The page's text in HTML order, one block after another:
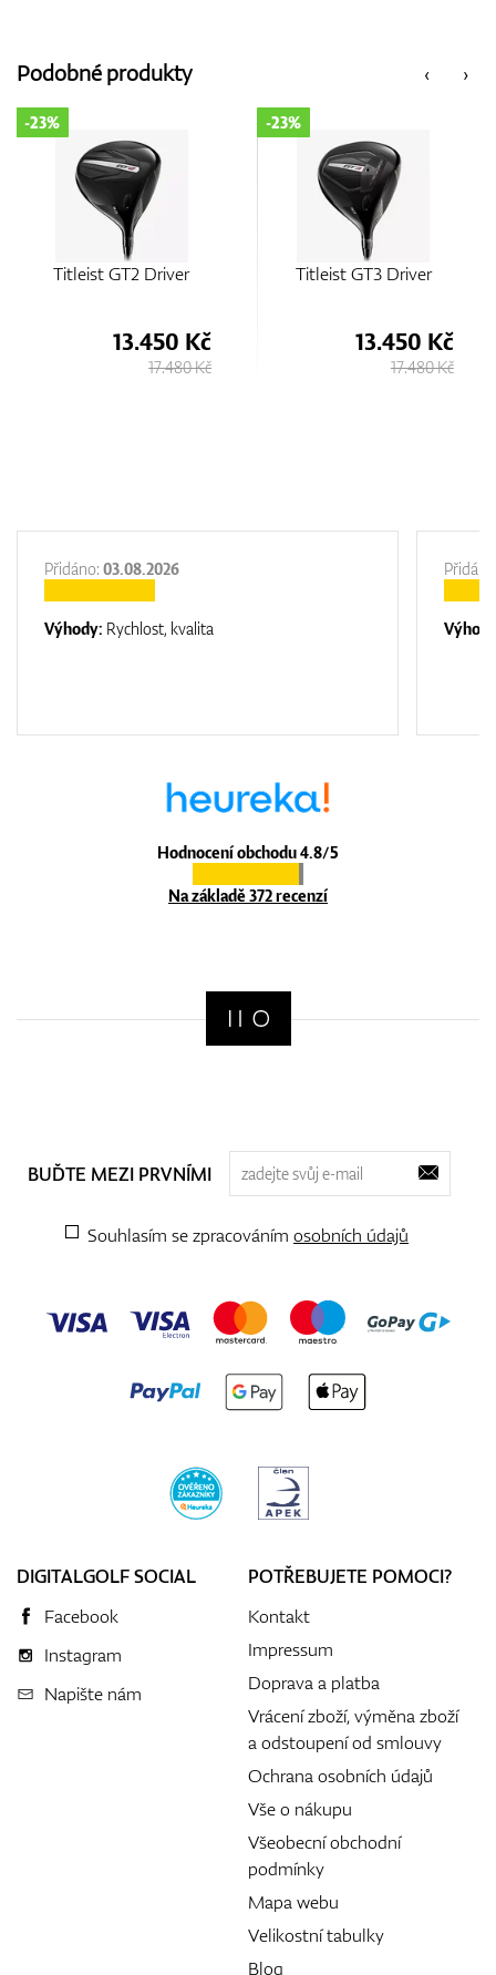
‹
Podobné produkty ›
Titleist GT3 Driver
-23%
13.450 Kč
17.480 Kč
Titleist GT1 Driver
-23%
13.450 Kč
17.480 Kč
Hodnocení obchodu 4.8/5
Na základě 372 recenzí
Přidáno: 03.08.2026
Výhody: Rychlost, kvalita
BUĎTE MEZI PRVNÍMI
Souhlasím se zpracováním osobních údajů
DIGITALGOLF SOCIAL
Facebook
Instagram
Napište nám
POTŘEBUJETE POMOCI?
Kontakt
Impressum
Doprava a platba
Vrácení zboží, výměna zboží
a odstoupení od smlouvy
Ochrana osobních údajů
Vše o nákupu
Všeobecní obchodní
podmínky
Mapa webu
Velikostní tabulky
Blog